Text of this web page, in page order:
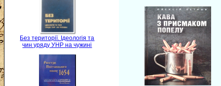
Без території. Ідеологія та
чин уряду УНР на чужині